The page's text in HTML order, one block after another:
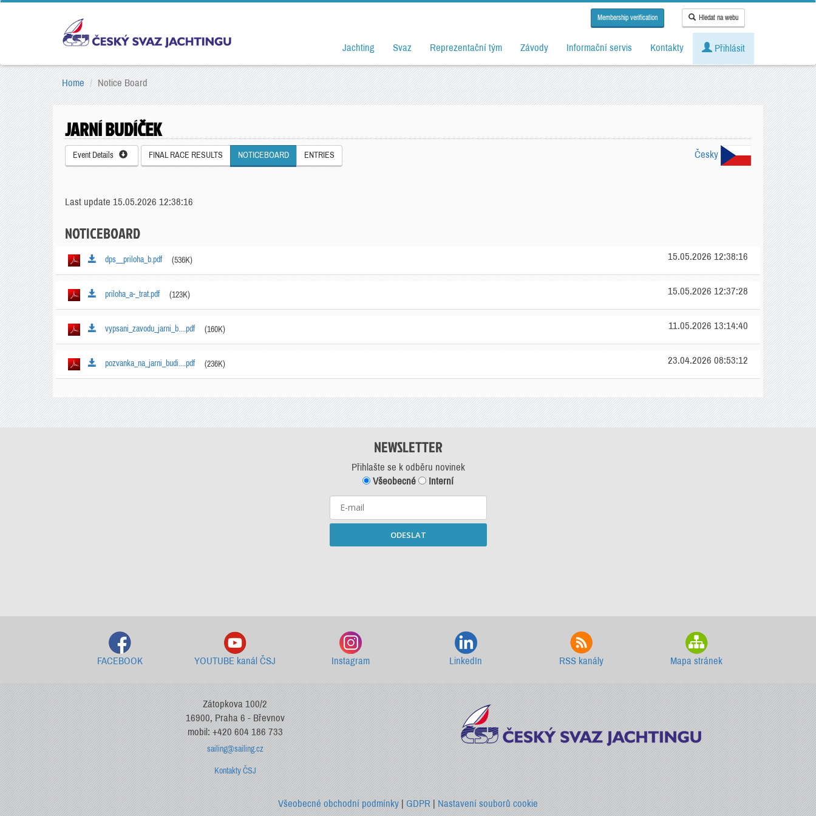
Membership verification Hledat na webu
Jachting Svaz Reprezentační tým Závody Informační servis Kontakty Přihlásit
Home Notice Board
JARNÍ BUDÍČEK
Event Details FINAL RACE RESULTS NOTICEBOARD ENTRIES Česky
Last update 15.05.2026 12:38:16
NOTICEBOARD
dps__priloha_b.pdf (536K) 15.05.2026 12:38:16
priloha_a-_trat.pdf (123K) 15.05.2026 12:37:28
vypsani_zavodu_jarni_b....pdf (160K) 11.05.2026 13:14:40
pozvanka_na_jarni_budi....pdf (236K) 23.04.2026 08:53:12
NEWSLETTER
Přihlašte se k odběru novinek
Všeobecné
Interní
ODESLAT
FACEBOOK YOUTUBE kanál ČSJ Instagram LinkedIn RSS kanály Mapa stránek
Zátopkova 100/2
16900, Praha 6 - Břevnov
mobil: +420 604 186 733
sailing@sailing.cz
Kontakty ČSJ
Všeobecné obchodní podmínky| GDPR|Nastavení souborů cookie